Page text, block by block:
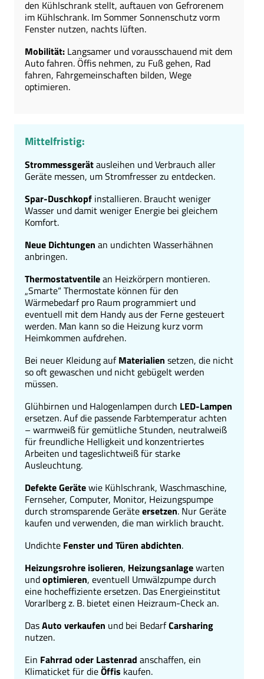
den Kühlschrank stellt, auftauen von Gefrorenem
im Kühlschrank. Im Sommer Sonnenschutz vorm
Fenster nutzen, nachts lüften.
Mobilität: Langsamer und vorausschauend mit dem
Auto fahren. Öffis nehmen, zu Fuß gehen, Rad
fahren, Fahrgemeinschaften bilden, Wege
optimieren.
Mittelfristig:
Strommessgerätausleihen und Verbrauch aller
Geräte messen, um Stromfresser zu entdecken.
Spar-Duschkopf installieren. Braucht weniger
Wasser und damit weniger Energie bei gleichem
Komfort.
Neue Dichtungen an undichten Wasserhähnen
anbringen.
Thermostatventilean Heizkörpern montieren.
„Smarte“ Thermostate können für den
Wärmebedarf pro Raum programmiert und
eventuell mit dem Handy aus der Ferne gesteuert
werden. Man kann so die Heizung kurz vorm
Heimkommen aufdrehen.
Bei neuer Kleidung aufMaterialien setzen, die nicht
so oft gewaschen und nicht gebügelt werden
müssen.
Glühbirnen und Halogenlampen durch LED-Lampen
ersetzen. Auf die passende Farbtemperatur achten
– warmweiß für gemütliche Stunden, neutralweiß
für freundliche Helligkeit und konzentriertes
Arbeiten und tageslichtweiß für starke
Ausleuchtung.
Defekte Gerätewie Kühlschrank, Waschmaschine,
Fernseher, Computer, Monitor, Heizungspumpe
durch stromsparende Geräteersetzen. Nur Geräte
kaufen und verwenden, die man wirklich braucht.
Undichte Fenster und Türen abdichten.
Heizungsrohre isolieren, Heizungsanlagewarten
undoptimieren, eventuell Umwälzpumpe durch
eine hocheffiziente ersetzen. Das Energieinstitut
Vorarlberg z. B. bietet einen Heizraum-Check an.
DasAuto verkaufen und bei BedarfCarsharing
nutzen.
Ein Fahrrad oder Lastenrad anschaffen, ein
Klimaticket für dieÖffis kaufen.